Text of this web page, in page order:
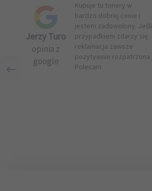
Jerzy Turo
opinia z
google
Kupuje tu tonery w
bardzo dobrej cenie i
jestem zadowolony. Jeśli
przypadkiem zdarzy się
reklamacja zawsze
pozytywnie rozpatrzona.
Polecam.